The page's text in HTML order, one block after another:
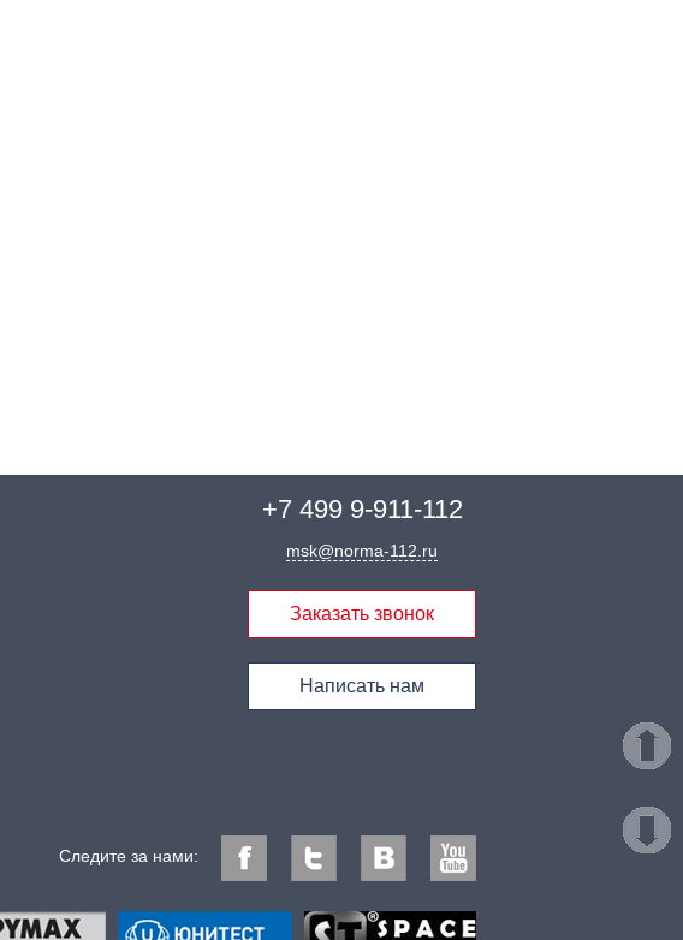
+7 4999-911-112
msk@norma-112.ru
Заказать звонок
Написать нам
Следите за нами: